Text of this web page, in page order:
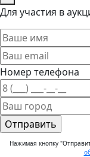
Для участия в
Номер телефона
Нажимая кнопку